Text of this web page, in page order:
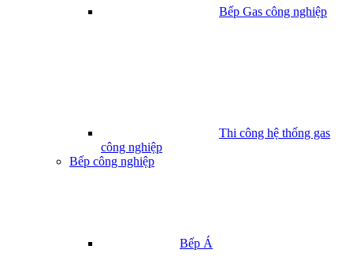
Bếp Gas công nghiệp
Thi công hệ thống gas
công nghiệp
Bếp công nghiệp
Bếp Á